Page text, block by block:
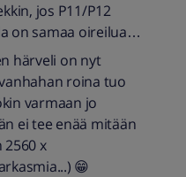
jos P11/P12
on samaa oireilua…
härveli on nyt
roina tuo
varmaan jo
ei tee enää mitään
x
😁